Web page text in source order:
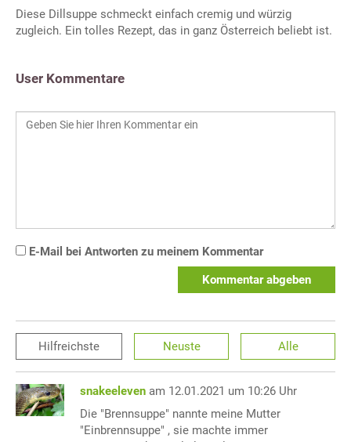
Diese Dillsuppe schmeckt einfach cremig und würzig
zugleich. Ein tolles Rezept, das in ganz Österreich beliebt ist.
User Kommentare
E-Mail bei Antworten zu meinem Kommentar
Kommentar abgeben
Hilfreichste Neuste Alle
snakeeleven am 12.01.2021 um 10:26 Uhr
Die "Brennsuppe" nannte meine Mutter
"Einbrennsuppe" , sie machte immer